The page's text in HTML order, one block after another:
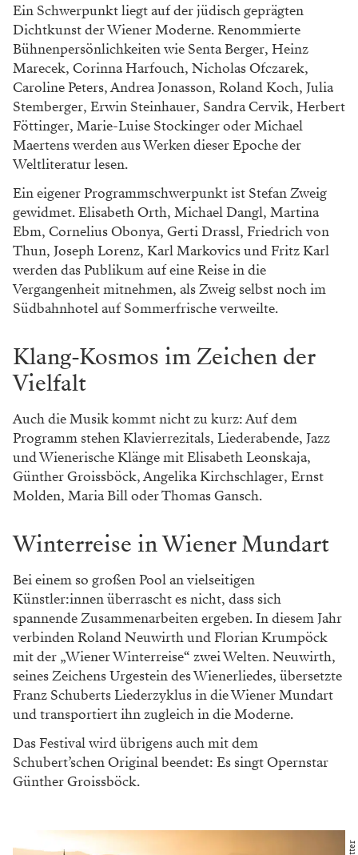
Ein Schwerpunkt liegt auf der jüdisch geprägten
Dichtkunst der Wiener Moderne. Renommierte
Bühnenpersönlichkeiten wie Senta Berger, Heinz
Marecek, Corinna Harfouch, Nicholas Ofczarek,
Caroline Peters, Andrea Jonasson, Roland Koch, Julia
Stemberger, Erwin Steinhauer, Sandra Cervik, Herbert
Föttinger, Marie-Luise Stockinger oder Michael
Maertens werden aus Werken dieser Epoche der
Weltliteratur lesen.
Ein eigener Programmschwerpunkt ist Stefan Zweig
gewidmet. Elisabeth Orth, Michael Dangl, Martina
Ebm, Cornelius Obonya, Gerti Drassl, Friedrich von
Thun, Joseph Lorenz, Karl Markovics und Fritz Karl
werden das Publikum auf eine Reise in die
Vergangenheit mitnehmen, als Zweig selbst noch im
Südbahnhotel auf Sommerfrische verweilte.
Klang-Kosmos im Zeichen der
Vielfalt
Auch die Musik kommt nicht zu kurz: Auf dem
Programm stehen Klavierrezitals, Liederabende, Jazz
und Wienerische Klänge mit Elisabeth Leonskaja,
Günther Groissböck, Angelika Kirchschlager, Ernst
Molden, Maria Bill oder Thomas Gansch.
Winterreise in Wiener Mundart
Bei einem so großen Pool an vielseitigen
Künstler:innen überrascht es nicht, dass sich
spannende Zusammenarbeiten ergeben. In diesem Jahr
verbinden Roland Neuwirth und Florian Krumpöck
mit der „Wiener Winterreise“ zwei Welten. Neuwirth,
seines Zeichens Urgestein des Wienerliedes, übersetzte
Franz Schuberts Liederzyklus in die Wiener Mundart
und transportiert ihn zugleich in die Moderne.
Das Festival wird übrigens auch mit dem
Schubert’schen Original beendet: Es singt Opernstar
Günther Groissböck.